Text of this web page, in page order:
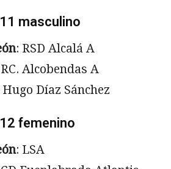
masculino
: RSD Alcalá A
Alcobendas A
Hugo Díaz Sánchez
femenino
: LSA